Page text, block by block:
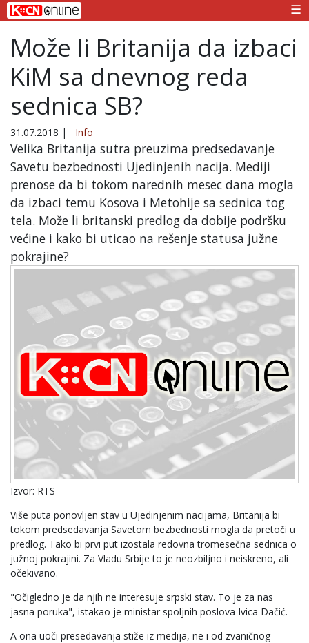
☰
Može li Britanija da izbaci
KiM sa dnevnog reda
sednica SB?
31.07.2018 | Info
Velika Britanija sutra preuzima predsedavanje
Savetu bezbednosti Ujedinjenih nacija. Mediji
prenose da bi tokom narednih mesec dana mogla
da izbaci temu Kosova i Metohije sa sednica tog
tela. Može li britanski predlog da dobije podršku
većine i kako bi uticao na rešenje statusa južne
pokrajine?
Izvor: RTS
Više puta ponovljen stav u Ujedinjenim nacijama, Britanija bi
tokom predsedavanja Savetom bezbednosti mogla da pretoči u
predlog. Tako bi prvi put izostala redovna tromesečna sednica o
južnoj pokrajini. Za Vladu Srbije to je neozbiljno i neiskreno, ali
očekivano.
"Očigledno je da njih ne interesuje srpski stav. To je za nas
jasna poruka", istakao je ministar spoljnih poslova Ivica Dačić.
A ona uoči presedavanja stiže iz medija, ne i od zvaničnog